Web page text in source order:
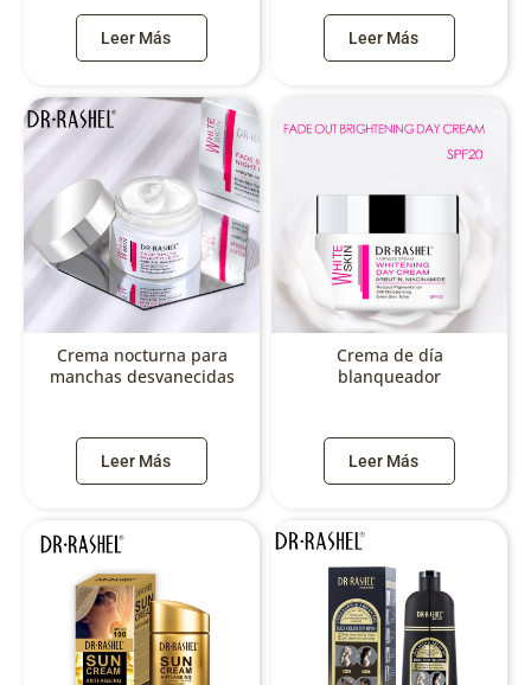
Leer Más Leer Más
Crema nocturna para
manchas desvanecidas
Leer Más
Crema de día
blanqueador
Leer Más